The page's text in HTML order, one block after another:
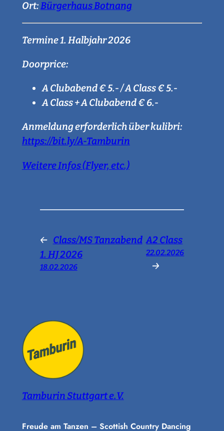
Ort: Bürgerhaus Botnang
Termine 1. Halbjahr 2026
Doorprice:
A Clubabend € 5.- / A Class € 5.-
A Class + A Clubabend € 6.-
Anmeldung erforderlich über kulibri:
https://bit.ly/A-Tamburin
Weitere Infos (Flyer, etc.)
← Class/MS Tanzabend
1. HJ 2026
18.02.2026
A2 Class
22.02.2026
→
Tamburin Stuttgart e.V.
Freude am Tanzen – Scottish Country Dancing